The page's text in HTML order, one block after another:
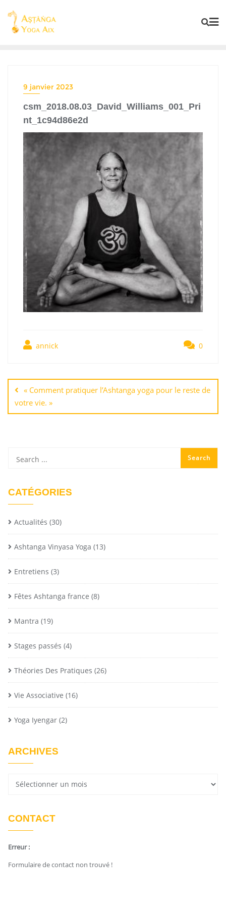
9 janvier 2023
csm_2018.08.03_David_Williams_001_Pri
nt_1c94d86e2d
annick 0
« Comment pratiquer l’Ashtanga yoga pour le reste de
votre vie. »
CATÉGORIES
Actualités (30)
Ashtanga Vinyasa Yoga (13)
Entretiens (3)
Fêtes Ashtanga france (8)
Mantra (19)
Stages passés (4)
Théories Des Pratiques (26)
Vie Associative (16)
Yoga Iyengar (2)
ARCHIVES
CONTACT
Erreur :
Formulaire de contact non trouvé !